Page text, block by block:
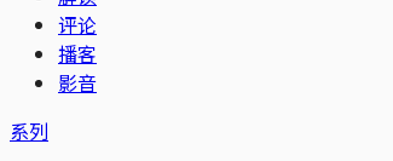
评论
播客
影音
系列